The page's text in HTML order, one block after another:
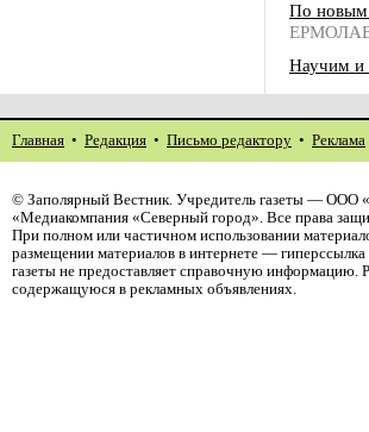
По новым
Научим и
Главная • Редакция • Письмо редактору • Реклама
© Заполярный Вестник. Учредитель газеты — ООО
«Медиакомпания «Северный город». Все права
При полном или частичном использовании
размещении материалов в интернете —
газеты не предоставляет справочную информацию.
содержащуюся в рекламных объявлениях.